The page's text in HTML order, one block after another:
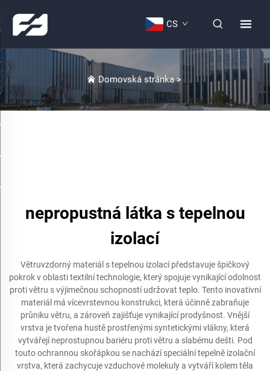
CS
Domovská stránka>
nepropustná látka s tepelnou
izolací
Větruvzdorný materiál s tepelnou izolací představuje špičkový
pokrok v oblasti textilní technologie, který spojuje vynikající odolnost
proti větru s výjimečnou schopností udržovat teplo. Tento inovativní
materiál má vícevrstevnou konstrukci, která účinně zabraňuje
průniku větru, a zároveň zajišťuje vynikající prodyšnost. Vnější
vrstva je tvořena hustě prostřenými syntetickými vlákny, která
vytvářejí neprostupnou bariéru proti větru a slabému dešti. Pod
touto ochrannou skořápkou se nachází speciální tepelně izolační
vrstva, která zachycuje vzduchové molekuly a vytváří kolem těla